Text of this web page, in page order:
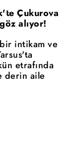
Çukurova
alıyor!
intikam ve
etrafında
derin aile